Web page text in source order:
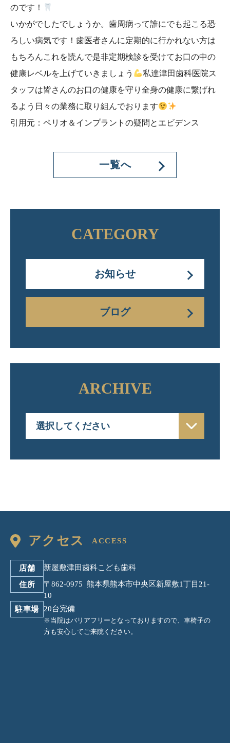
のです！
いかがでしたでしょうか。歯周病って誰にでも起こる恐
ろしい病気です！歯医者さんに定期的に行かれない方は
もちろんこれを読んで是非定期検診を受けてお口の中の
健康レベルを上げていきましょう
私達津田歯科医院ス
タッフは皆さんのお口の健康を守り全身の健康に繋げれ
るよう日々の業務に取り組んでおります
引用元：ペリオ＆インプラントの疑問とエビデンス
一覧へ
CATEGORY
お知らせ
ブログ
ARCHIVE
アクセス
店舗 新屋敷津田歯科こども歯科
住所
〒862-0975 熊本県熊本市中央区新屋敷1丁目21-
10
駐車場 20台完備
※当院はバリアフリーとなっておりますので、 車椅子の
方も安心してご来院ください。